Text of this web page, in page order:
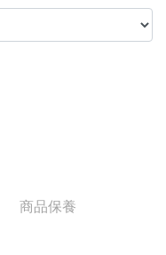
商品保養